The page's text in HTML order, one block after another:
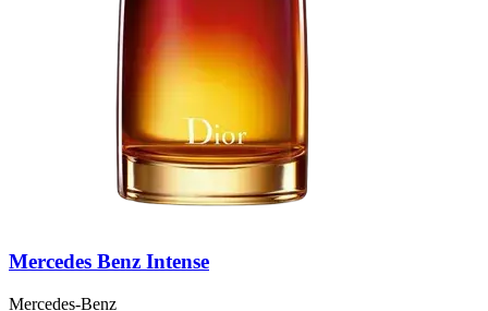
Mercedes Benz Intense
Mercedes-Benz